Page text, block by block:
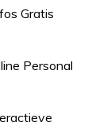
Gratis
Personal